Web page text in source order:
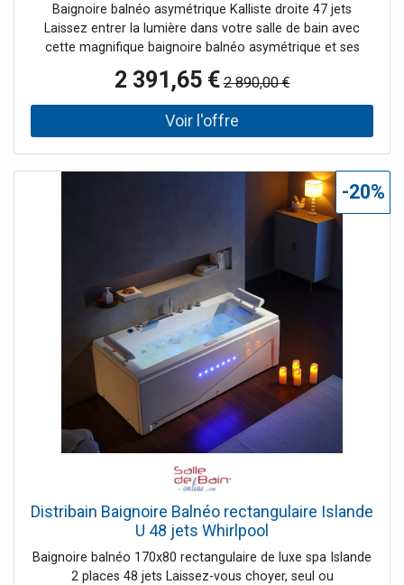
Baignoire balnéo asymétrique Kalliste droite 47 jets
Laissez entrer la lumière dans votre salle de bain avec
cette magnifique baignoire balnéo asymétrique et ses
bénéficie de 47 jets massants pour une détente absolue.
Les spots subaquatiques, les éclairages robinetterie et
cascades diffusent leur lumière pour illuminer votre salle
de bain toute entière et disperser ses bienfaits
multiples éclairages pour une expérience de bain sans
2 391,65 € 2 890,00 €
Distribain Baignoire Balnéo rectangulaire Islande
U 48 jets Whirlpool
Baignoire balnéo 170x80 rectangulaire de luxe spa Islande
2 places 48 jets Laissez-vous choyer, seul ou
-20%